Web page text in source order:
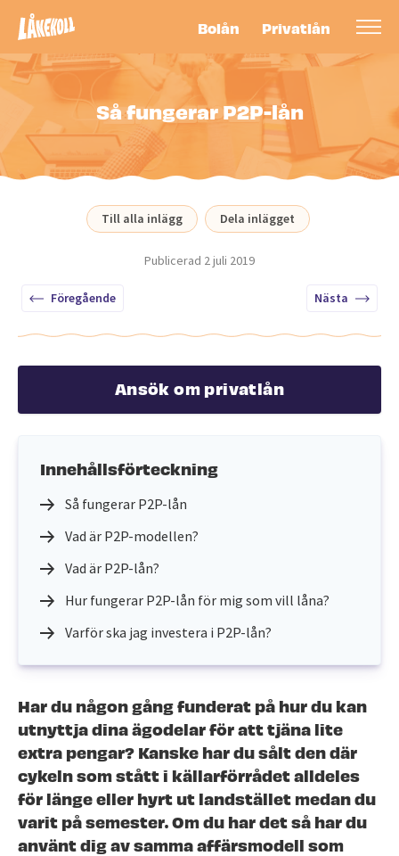
Bolån Privatlån
Så fungerar P2P-lån
Till alla inlägg Dela inlägget
Publicerad 2 juli 2019
Föregående Nästa
Ansök om privatlån
Innehållsförteckning
Så fungerar P2P-lån
Vad är P2P-modellen?
Vad är P2P-lån?
Hur fungerar P2P-lån för mig som vill låna?
Varför ska jag investera i P2P-lån?
Har du någon gång funderat på hur du kan
utnyttja dina ägodelar för att tjäna lite
extra pengar? Kanske har du sålt den där
cykeln som stått i källarförrådet alldeles
för länge eller hyrt ut landstället medan du
varit på semester. Om du har det så har du
använt dig av samma affärsmodell som